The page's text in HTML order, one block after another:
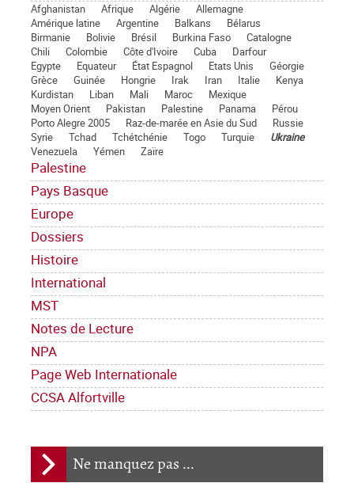
Afghanistan Afrique Algérie
Allemagne
Amérique latine
Argentine Balkans
Bélarus
Birmanie
Bolivie Brésil Burkina Faso
Catalogne
Chili
Colombie Côte d'Ivoire Cuba
Darfour
Egypte
Equateur État Espagnol Etats Unis
Géorgie
Grèce
Guinée Hongrie Irak Iran Italie
Kenya
Kurdistan
Liban Mali Maroc
Mexique
Moyen Orient
Pakistan Palestine Panama
Pérou
Porto Alegre 2005
Raz-de-marée en Asie du Sud
Russie
Syrie
Tchad Tchétchénie Togo Turquie
Ukraine
Venezuela
Yémen Zaïre
Palestine
Pays Basque
Europe
Dossiers
Histoire
International
MST
Notes de Lecture
NPA
Page Web Internationale
CCSA Alfortville
Ne manquez pas ...